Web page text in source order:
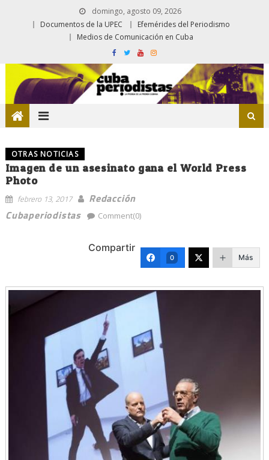
domingo, agosto 09, 2026
Documentos de la UPEC
Efemérides del Periodismo
Medios de Comunicación en Cuba
OTRAS NOTICIAS
Imagen de un asesinato gana el World Press
Photo
febrero 13, 2017
Redacción
Cubaperiodistas
Comment(0)
Compartir
0 Más